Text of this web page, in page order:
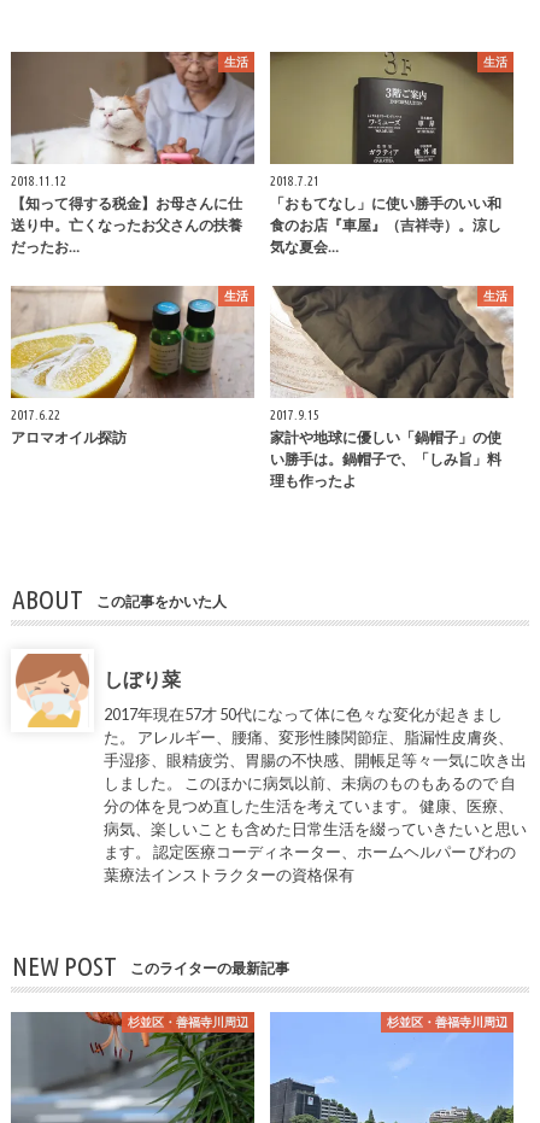
生活
2018.11.12
【知って得する税金】お母さんに仕
送り中。亡くなったお父さんの扶養
だったお…
生活
2018.7.21
「おもてなし」に使い勝手のいい和
食のお店『車屋』（吉祥寺）。涼し
気な夏会…
生活
2017.6.22
アロマオイル探訪
生活
2017.9.15
家計や地球に優しい「鍋帽子」の使
い勝手は。鍋帽子で、「しみ旨」料
理も作ったよ
ABOUT この記事をかいた人
しぼり菜
2017年現在57才 50代になって体に色々な変化が起きまし
た。 アレルギー、腰痛、変形性膝関節症、脂漏性皮膚炎、
手湿疹、眼精疲労、胃腸の不快感、開帳足等々一気に吹き出
しました。 このほかに病気以前、未病のものもあるので 自
分の体を見つめ直した生活を考えています。 健康、医療、
病気、楽しいことも含めた日常生活を綴っていきたいと思い
ます。 認定医療コーディネーター、ホームヘルパー びわの
葉療法インストラクターの資格保有
NEW POST このライターの最新記事
杉並区・善福寺川周辺 杉並区・善福寺川周辺